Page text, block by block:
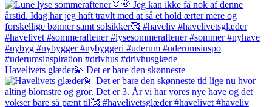
Havelivets glæder💫 Det er bare den skønneste